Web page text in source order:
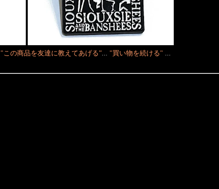
"この商品を友達に教えてあげる”... "買い物を続ける" ...